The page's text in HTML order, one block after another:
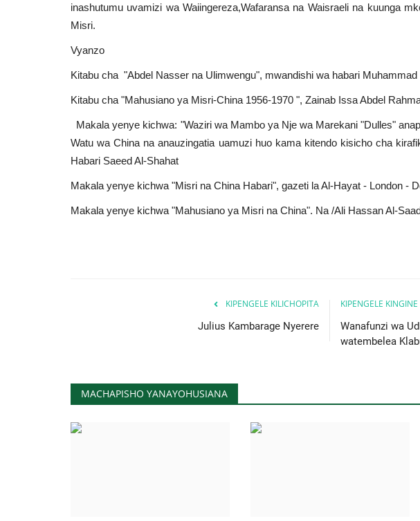
inashutumu uvamizi wa Waiingereza,Wafaransa na Waisraeli na kuunga
Misri.
Vyanzo
Kitabu cha "Abdel Nasser na Ulimwengu", mwandishi wa habari
Kitabu cha "Mahusiano ya Misri-China 1956-1970 ", Zainab Issa Abdel
Makala yenye kichwa: "Waziri wa Mambo ya Nje wa Marekani "Dulles"
Watu wa China na anauzingatia uamuzi huo kama kitendo kisicho cha
Habari Saeed Al-Shahat
Makala yenye kichwa "Misri na China Habari", gazeti la Al-Hayat - London -
Makala yenye kichwa "Mahusiano ya Misri na China". Na /Ali Hassan Al-
KIPENGELE KILICHOPITA
Julius Kambarage Nyerere
KIPENGELE KINGINE
Wanafunzi wa
watembelea
MACHAPISHO YANAYOHUSIANA